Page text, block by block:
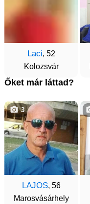
Laci, 52
Kolozsvár
Őket már láttad?
LAJOS, 56
Marosvásárhely
3